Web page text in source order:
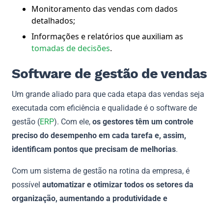
Monitoramento das vendas com dados
detalhados;
Informações e relatórios que auxiliam as
tomadas de decisões.
Software de gestão de vendas
Um grande aliado para que cada etapa das vendas seja
executada com eficiência e qualidade é o software de
gestão (ERP). Com ele, os gestores têm um controle
preciso do desempenho em cada tarefa e, assim,
identificam pontos que precisam de melhorias.
Com um sistema de gestão na rotina da empresa, é
possível automatizar e otimizar todos os setores da
organização, aumentando a produtividade e